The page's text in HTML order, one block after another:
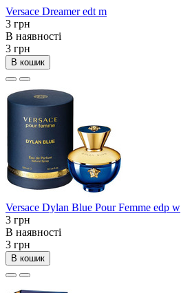
Versace Dreamer edt m
3 грн
В наявності
3 грн
В кошик
Versace Dylan Blue Pour Femme edp w
3 грн
В наявності
3 грн
В кошик